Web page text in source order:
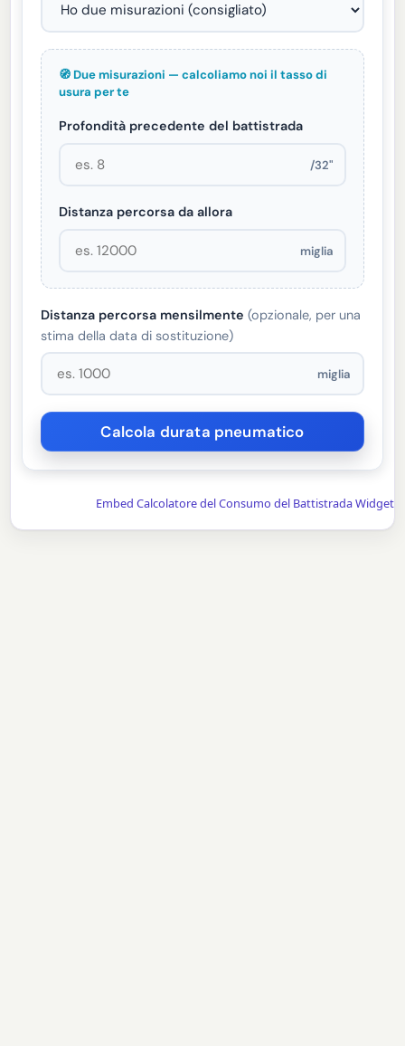
🧭 Due misurazioni — calcoliamo noi il tasso di
usura per te
Profondità precedente del battistrada
/32"
Distanza percorsa da allora
miglia
Distanza percorsa mensilmente(opzionale, per una
stima della data di sostituzione)
miglia
Embed Calcolatore del Consumo del Battistrada Widget